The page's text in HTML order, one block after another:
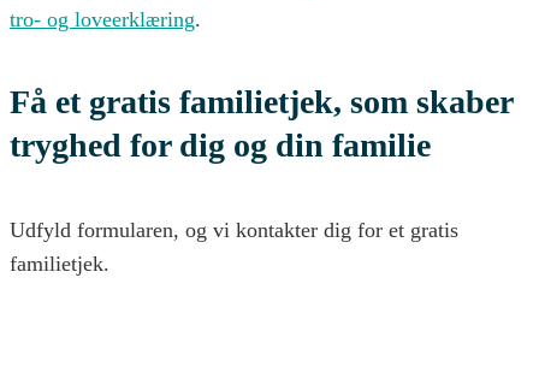
tro- og loveerklæring.
Få et gratis familietjek, som skaber
tryghed for dig og din familie
Udfyld formularen, og vi kontakter dig for et gratis
familietjek.